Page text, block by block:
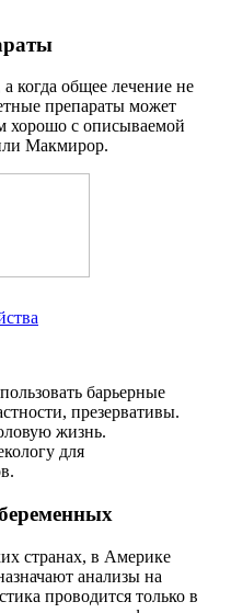
когда общее лечение не
препараты может
хорошо с описываемой
Макмирор.
барьерные
презервативы.
жизнь.
для
странах, в Америке
анализы на
проводится только в